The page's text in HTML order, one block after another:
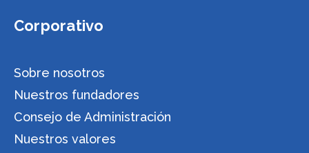
Corporativo
Sobre nosotros
Nuestros fundadores
Consejo de Administración
Nuestros valores